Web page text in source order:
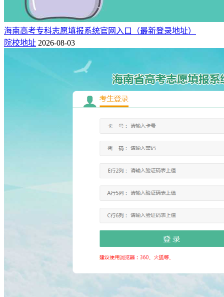
海南高考专科志愿填报系统官网入口（最新登录地址）
院校地址 2026-08-03